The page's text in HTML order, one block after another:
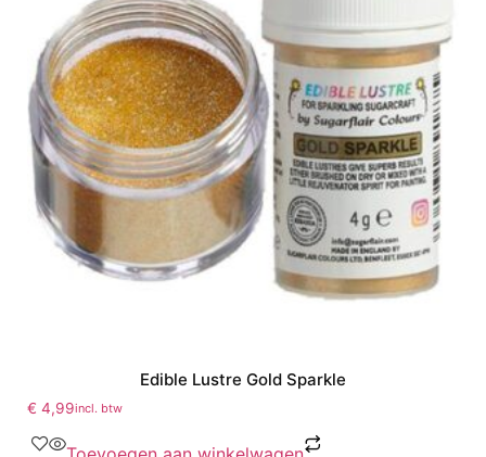
Edible Lustre Gold Sparkle
€ 4,99incl. btw